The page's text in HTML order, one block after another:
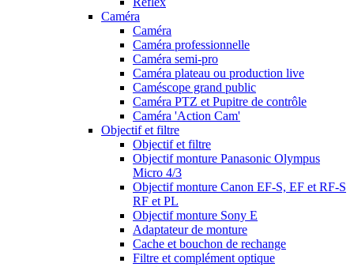
Caméra
Caméra
Caméra professionnelle
Caméra semi-pro
Caméra plateau ou production live
Caméscope grand public
Caméra PTZ et Pupitre de contrôle
Caméra 'Action Cam'
Objectif et filtre
Objectif et filtre
Objectif monture Panasonic Olympus
Micro 4/3
Objectif monture Canon EF-S, EF et RF-S
RF et PL
Objectif monture Sony E
Adaptateur de monture
Cache et bouchon de rechange
Filtre et complément optique